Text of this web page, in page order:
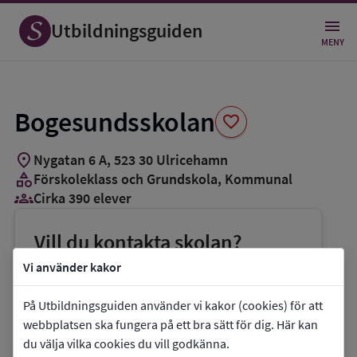
Vi använder kakor
På Utbildningsguiden använder vi kakor (cookies) för att
webbplatsen ska fungera på ett bra sätt för dig. Här kan
du välja vilka cookies du vill godkänna.
Utbildningsguiden MENY
Bogesundsskolan favorite
Spara
som
favorit
location_on Nygatan 6 A, 523 30 Ulricehamn
categoryFörskoleklass och Grundskola, Kommunal
groups_3Cirka 390 elever
Vill du kontakta skolan?
phoneTelefon:0321-595335
E-post: bogesundsskolan@ulricehamn.se
link Webbplats:Bogesundsskolan